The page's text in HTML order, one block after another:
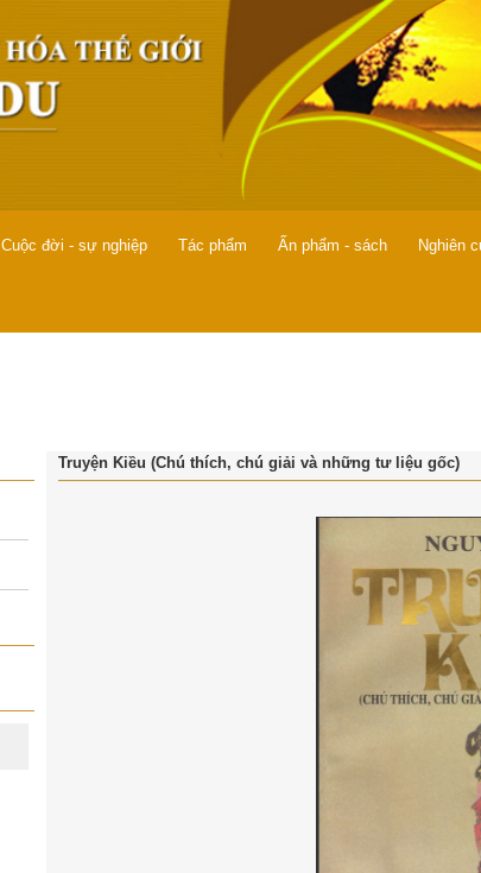
Cuộc đời - sự nghiệp Tác phẩm Ấn phẩm - sách Nghiên
Truyện Kiều (Chú thích, chú giải và những tư liệu gốc)